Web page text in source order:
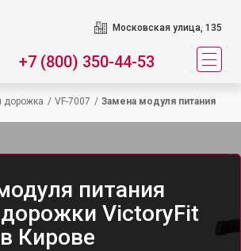
Московская улица, 135
+7 (800) 350-44-53
дорожка / VF-7007 / Замена модуля питания
питания
дорожки VictoryFit
Кирове